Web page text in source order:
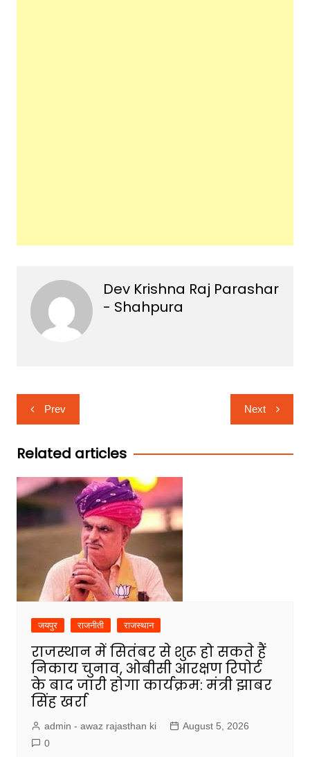
Dev Krishna Raj Parashar
- Shahpura
Post
navigation
Prev Next
Related articles
जयपुर राजनीती राजस्थान
राजस्थान में सितंबर से शुरू हो सकते हैं
निकाय चुनाव, ओबीसी आरक्षण रिपोर्ट
के बाद जारी होगा कार्यक्रम: मंत्री झाबर
सिंह खर्रा
admin - awaz rajasthan ki
August 5, 2026
0